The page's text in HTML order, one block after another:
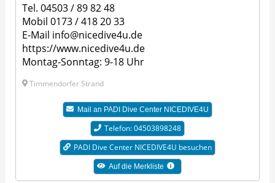
Tel.04503 / 89 82 48
Mobil0173 / 418 20 33
E-Mail info@nicedive4u.de
https://www.nicedive4u.de
Montag-Sonntag: 9-18 Uhr
Timmendorfer Strand
Mail an PADI Dive Center NICEDIVE4U
Telefon: 04503898248
PADI Dive Center NICEDIVE4U besuchen
Auf die Merkliste